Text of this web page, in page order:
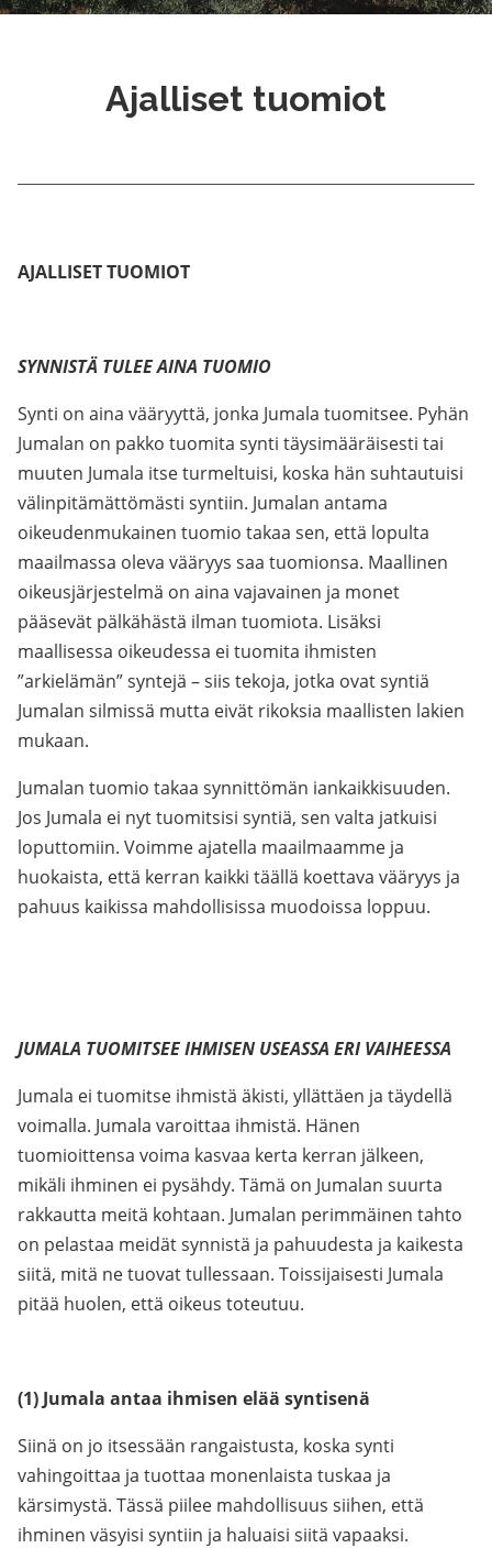
Ajalliset tuomiot
AJALLISET TUOMIOT
SYNNISTÄ TULEE AINA TUOMIO
Synti on aina vääryyttä, jonka Jumala tuomitsee. Pyhän
Jumalan on pakko tuomita synti täysimääräisesti tai
muuten Jumala itse turmeltuisi, koska hän suhtautuisi
välinpitämättömästi syntiin. Jumalan antama
oikeudenmukainen tuomio takaa sen, että lopulta
maailmassa oleva vääryys saa tuomionsa. Maallinen
oikeusjärjestelmä on aina vajavainen ja monet
pääsevät pälkähästä ilman tuomiota. Lisäksi
maallisessa oikeudessa ei tuomita ihmisten
”arkielämän” syntejä – siis tekoja, jotka ovat syntiä
Jumalan silmissä mutta eivät rikoksia maallisten lakien
mukaan.
Jumalan tuomio takaa synnittömän iankaikkisuuden.
Jos Jumala ei nyt tuomitsisi syntiä, sen valta jatkuisi
loputtomiin. Voimme ajatella maailmaamme ja
huokaista, että kerran kaikki täällä koettava vääryys ja
pahuus kaikissa mahdollisissa muodoissa loppuu.
JUMALA TUOMITSEE IHMISEN USEASSA ERI VAIHEESSA
Jumala ei tuomitse ihmistä äkisti, yllättäen ja täydellä
voimalla. Jumala varoittaa ihmistä. Hänen
tuomioittensa voima kasvaa kerta kerran jälkeen,
mikäli ihminen ei pysähdy. Tämä on Jumalan suurta
rakkautta meitä kohtaan. Jumalan perimmäinen tahto
on pelastaa meidät synnistä ja pahuudesta ja kaikesta
siitä, mitä ne tuovat tullessaan. Toissijaisesti Jumala
pitää huolen, että oikeus toteutuu.
(1) Jumala antaa ihmisen elää syntisenä
Siinä on jo itsessään rangaistusta, koska synti
vahingoittaa ja tuottaa monenlaista tuskaa ja
kärsimystä. Tässä piilee mahdollisuus siihen, että
ihminen väsyisi syntiin ja haluaisi siitä vapaaksi.